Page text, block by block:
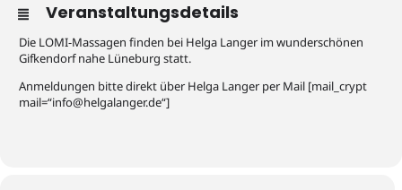
Veranstaltungsdetails
Die LOMI-Massagen finden bei Helga Langer im wunderschönen
Gifkendorf nahe Lüneburg statt.
Anmeldungen bitte direkt über Helga Langer per Mail [mail_crypt
mail=“
ed.re
gnala
gleh@
ofni “]